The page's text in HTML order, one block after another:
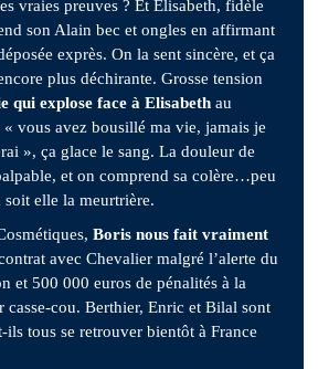
vraies preuves ? Et Elisabeth, fidèle
son Alain bec et ongles en affirmant
exprès. On la sent sincère, et ça
plus déchirante. Grosse tension
qui explose face à Elisabeth au
« vous avez bousillé ma vie, jamais je
», ça glace le sang. La douleur de
et on comprend sa colère…peu
soit elle la meurtrière.
Boris nous fait vraiment
avec Chevalier malgré l’alerte du
et 500 000 euros de pénalités à la
casse-cou. Berthier, Enric et Bilal sont
ils tous se retrouver bientôt à France